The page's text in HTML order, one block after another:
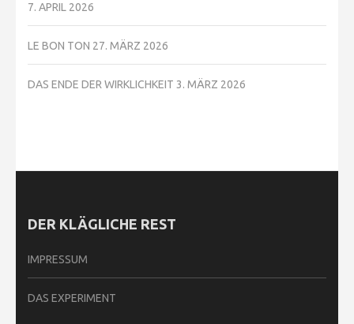
7. APRIL 2026
LE BON TON 27. MÄRZ 2026
DAS ENDE DER WIRKLICHKEIT 3. MÄRZ 2026
DER KLÄGLICHE REST
IMPRESSUM
DAS EXPERIMENT